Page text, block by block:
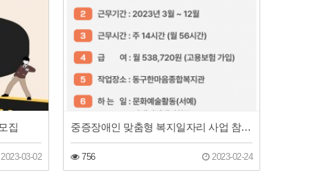
집
03-02
중증장애인 맞춤형 복지일자리 사업 참여자 모집공고
756 2023-02-24